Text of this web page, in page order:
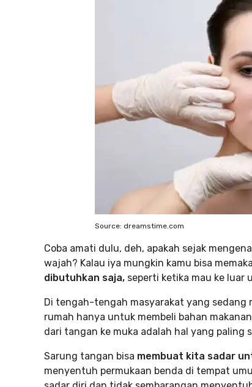
Source: dreamstime.com
Coba amati dulu, deh, apakah sejak
wajah? Kalau iya mungkin kamu bisa
dibutuhkan saja, seperti ketika mau ke luar
Di tengah-tengah masyarakat yang sedang
rumah hanya untuk membeli bahan
dari tangan ke muka adalah hal yang paling
Sarung tangan bisa membuat kita sadar
menyentuh permukaan benda di tempat